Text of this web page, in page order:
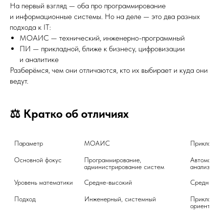
На первый взгляд — оба про программирование
и информационные системы. Но на деле — это два разных
подхода к IT:
МОАИС — технический, инженерно-программный
ПИ — прикладной, ближе к бизнесу, цифровизации
и аналитике
Разберёмся, чем они отличаются, кто их выбирает и куда они
ведут.
⚖️ Кратко об отличиях
Параметр
Программирование,
Подход